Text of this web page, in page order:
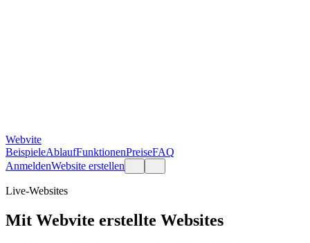
Webvite
BeispieleAblaufFunktionenPreiseFAQ
AnmeldenWebsite erstellen
Live-Websites
Mit Webvite erstellte Websites